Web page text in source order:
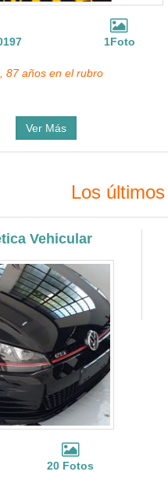
1Foto
87 años en el rubro
Ver Más
Los
Vehicular
20 Fotos